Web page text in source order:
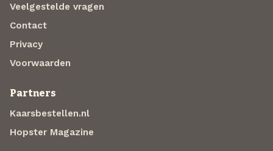
Veelgestelde vragen
Contact
Privacy
Voorwaarden
Partners
Kaarsbestellen.nl
Hopster Magazine